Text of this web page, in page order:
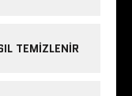
TEMIZLENIR